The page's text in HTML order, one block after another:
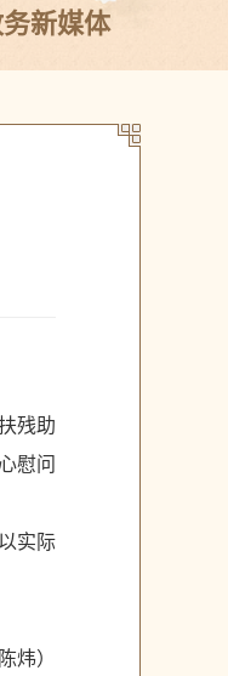
新媒体
残助
慰问
实际
炜）